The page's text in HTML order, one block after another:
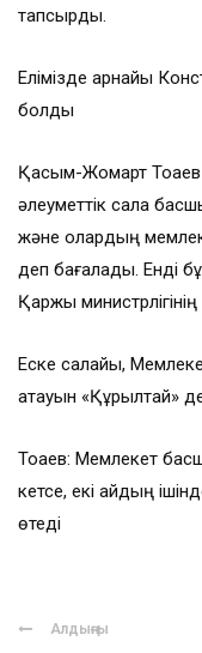
тапсырды.
Елімізде арнайы
болды
Қасым-Жомарт Тоқаев
әлеуметтік сала
және олардың
деп бағалады. Енді
Қаржы
Еске салайық,
атауын «Құрылтай»
Тоқаев: Мемлекет
кетсе, екі айдың
өтеді
Алдыңғы